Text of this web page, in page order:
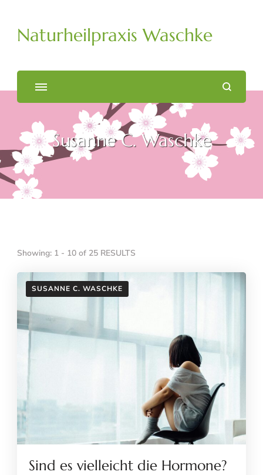
Naturheilpraxis Waschke
Susanne C. Waschke
Showing: 1 - 10 of 25 RESULTS
SUSANNE C. WASCHKE
Sind es vielleicht die Hormone?